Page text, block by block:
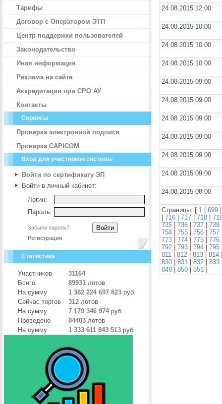
Тарифы
Договор с Оператором ЭТП
Центр поддержки пользователей
Законодательство
Иная информация
Реклама на сайте
Аккредитация при СРО АУ
Контакты
Сервисы
Проверка электронной подписи
Проверка CAPICOM
Вход для участников системы
Войти по сертификату ЭП
Войти в личный кабинет:
Логин:
Пароль:
Забыли пароль?
Регистрация
Статистика
Участников
31164
Всего
89931 лотов
На сумму
1 382 224 697 823 руб.
Сейчас торгов
312 лотов
На сумму
7 179 346 974 руб.
Проведено
84403 лотов
На сумму
1 333 611 843 513 руб.
24.08.2015 12:00
24.08.2015 10:00
24.08.2015 10:00
24.08.2015 10:00
24.08.2015 09:00
24.08.2015 09:00
24.08.2015 09:00
24.08.2015 09:00
24.08.2015 09:00
24.08.2015 09:00
24.08.2015 08:00
Страницы: [ 1 699
716 717 718
735
736 737 738
754
755 756 757
773
774 775 776
792
793 794 795
811
812 813 814
830
831 832 833
849
850 851 ]